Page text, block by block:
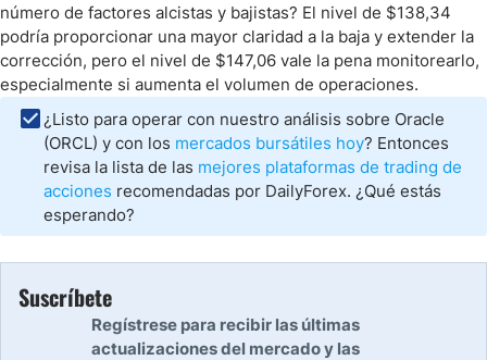
número de factores alcistas y bajistas? El nivel de $138,34
podría proporcionar una mayor claridad a la baja y extender la
corrección, pero el nivel de $147,06 vale la pena monitorearlo,
especialmente si aumenta el volumen de operaciones.
¿Listo para operar con nuestro análisis sobre Oracle
(ORCL) y con los mercados bursátiles hoy? Entonces
revisa la lista de las mejores plataformas de trading de
acciones recomendadas por DailyForex. ¿Qué estás
esperando?
Suscríbete
Regístrese para recibir las últimas
actualizaciones del mercado y las